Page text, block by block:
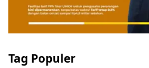
Tag Populer